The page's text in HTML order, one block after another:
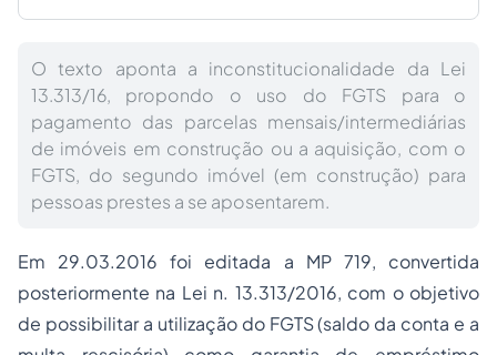
O texto aponta a inconstitucionalidade da Lei
13.313/16, propondo o uso do FGTS para o
pagamento das parcelas mensais/intermediárias
de imóveis em construção ou a aquisição, com o
FGTS, do segundo imóvel (em construção) para
pessoas prestes a se aposentarem.
Em 29.03.2016 foi editada a MP 719, convertida
posteriormente na Lei n. 13.313/2016, com o objetivo
de possibilitar a utilização do FGTS (saldo da conta e a